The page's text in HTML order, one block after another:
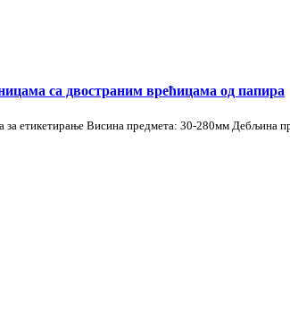
са двостраним врећицама од папира
етикетирање Висина предмета: 30-280мм